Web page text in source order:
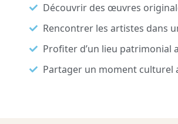
Découvrir des œuvres
Rencontrer les artistes dans
Profiter d’un lieu patrimonial
Partager un moment culturel